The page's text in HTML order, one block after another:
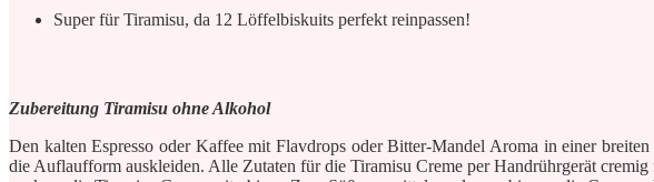
Super für Tiramisu, da 12 Löffelbiskuits perfekt reinpassen!
Zubereitung Tiramisu ohne Alkohol
Den kalten Espresso oder Kaffee mit Flavdrops oder Bitter-Mandel Aroma in einer
die Auflaufform auskleiden. Alle Zutaten für die Tiramisu Creme per Handrührgerät